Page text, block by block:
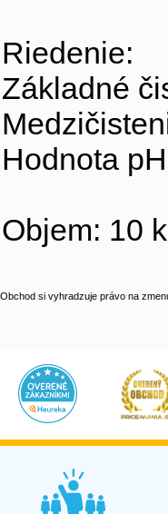
Riedenie:
Základné
Hodnota
Objem: 10
Obchod si vyhradzuje právo na